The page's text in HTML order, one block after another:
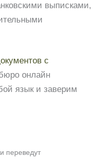
выписками,
с
онлайн
язык и заверим
переведут